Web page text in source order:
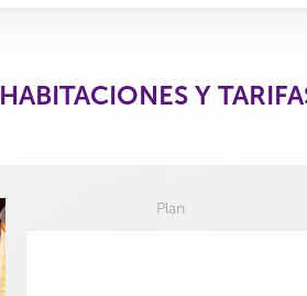
HABITACIONES Y
Plan